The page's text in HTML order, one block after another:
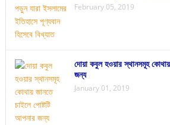
February 05, 2019
দোয়া কবুল হওয়ার স্থানসমূহ
জন্য
January 01, 2019